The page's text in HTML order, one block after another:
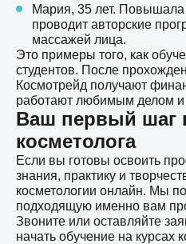
Мария, 35 лет.
проводит авторские
массажей лица.
Это примеры того, как
студентов. После
Космотрейд получают
работают любимым делом и
Ваш первый шаг
косметолога
Если вы готовы освоить
знания, практику и
косметологии онлайн. Мы
подходящую именно вам
Звоните или оставляйте
начать обучение на курсах